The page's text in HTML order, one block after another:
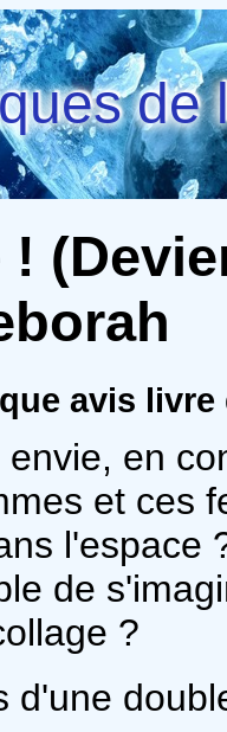
de
avis
en
et ces
l'espace
de
?
d'une